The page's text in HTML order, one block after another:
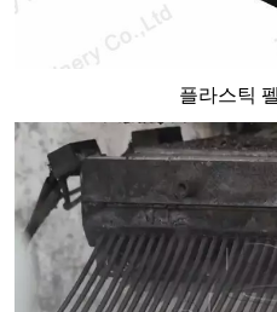
플라스틱